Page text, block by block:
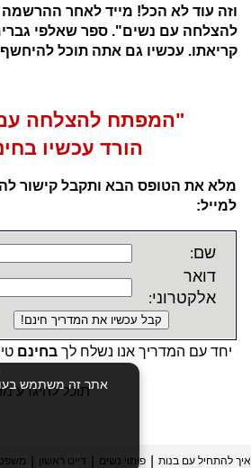
וזה עוד לא הכל! מייד לאחר
להצלחה עם נשים". ספר שאלפי
קריאתו. עכשיו גם אתה תוכל
"המפתח להצלחה
הורד עכשיו
מלא את הטופס הבא ותקבל קישור
למייל:
שם:
דואר
אלקטרוני:
יחד עם המדריך אנו נשלח לךבחינם
תוכל להיגרע
איך להתחיל עם בנות פיתוי נשים דייט ראשון
אתר זה משתמש